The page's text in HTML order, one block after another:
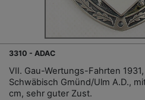
3310 - ADAC
VII. Gau-Wertungs-Fahrten
Schwäbisch Gmünd/Ulm A.D.,
cm, sehr guter Zust.